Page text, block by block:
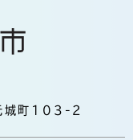
城町103-2